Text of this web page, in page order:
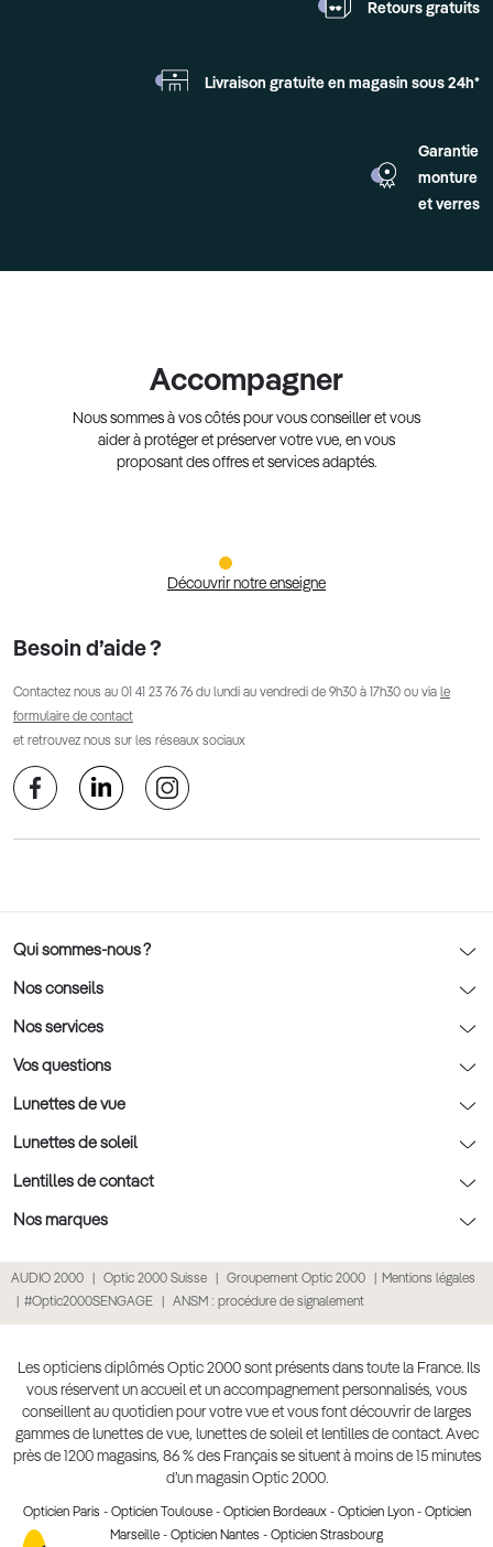
Retours gratuits
Livraison gratuite en magasin sous 24h*
Garantie
monture
et verres
Accompagner
Nous sommes à vos côtés pour vous conseiller et vous
aider à protéger et préserver votre vue, en vous
proposant des offres et services adaptés.
Découvrir notre enseigne
Besoin d’aide ?
Contactez nous au 01 41 23 76 76 du lundi au vendredi de 9h30 à 17h30 ou via le
formulaire de contact
et retrouvez nous sur les réseaux sociaux
Qui sommes-nous ?
Notre charte déontologique
AFNOR Certification
Rendez-vous prévision
Nos conseils
Nos conseils lunettes
Nos conseils lentilles
Nos conseils enfants
Nos conseils santé visuelle
Tout savoir sur nos verres
Nos services
Optic 2000 à domicile
Le contrôle de la vue chez votre opticien
L'entretien de votre équipement
La prise de rendez-vous en ligne
Point expert basse vision
Click & collect : Livraison gratuite en magasin
Vos questions
Politique cookies
Conditions générales de vente
Politique de confidentialité des données
Retours et remboursements
Lunettes de vue
Lunettes de vue
Lunettes de vue homme
Lunettes de vue femme
Lunettes de vue Gucci
Lunettes de vue Chloé
Lunettes de vue Burberry
Lunettes de vue à partir de 30€
Lunettes de soleil
Lunettes de soleil
Lunettes de soleil homme
Lunettes de soleil enfant
Lunettes de soleil pas chères
Lunettes de soleil Ray-Ban
Lunettes de soleil Prada
Lunettes de soleil Gucci
Lentilles de contact
Lentilles de contact
Lentilles de couleur
Lentille de nuit
Lentilles mensuelles ou bimensuelles
Nos marques
Lunettes Prada
Lunettes Guess
Lunettes Chloé
Lunettes Versace
AUDIO 2000 Optic 2000 Suisse Groupement Optic 2000
Mentions légales
#Optic2000SENGAGE
ANSM : procédure de signalement
Les opticiens diplômés Optic 2000 sont présents dans toute la France. Ils
vous réservent un accueil et un accompagnement personnalisés, vous
conseillent au quotidien pour votre vue et vous font découvrir de larges
gammes de lunettes de vue, lunettes de soleil et lentilles de contact. Avec
près de 1200 magasins, 86 % des Français se situent à moins de 15 minutes
d’un magasin Optic 2000.
Opticien Paris - Opticien Toulouse- Opticien Bordeaux- Opticien Lyon- Opticien
Marseille - Opticien Nantes - Opticien Strasbourg